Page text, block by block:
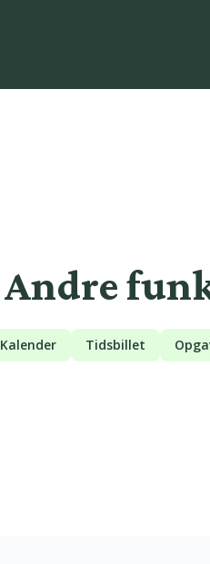
Andre
Kalender Tidsbillet